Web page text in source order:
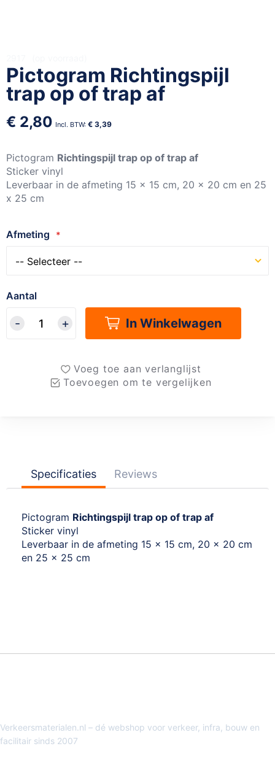
Pictogram Richtingspijl
trap op of trap af
€ 2,80 € 3,39
Pictogram Richtingspijl trap op of trap af
Sticker vinyl
Leverbaar in de afmeting 15 x 15 cm, 20 x 20 cm en 25
x 25 cm
Afmeting
Aantal
In Winkelwagen
Voeg toe aan verlanglijst
Toevoegen om te vergelijken
naar
het
begin
de
gallerij
Specificaties Reviews
Pictogram Richtingspijl trap op of trap af
Sticker vinyl
Leverbaar in de afmeting 15 x 15 cm, 20 x 20 cm
en 25 x 25 cm
Verkeersmaterialen.nl – dé webshop voor verkeer, infra, bouw en
facilitair sinds 2007